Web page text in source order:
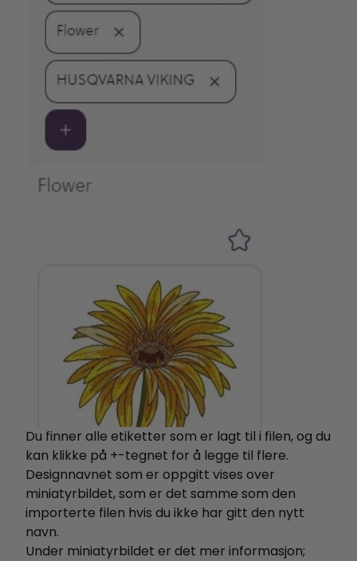
Du finner alle etiketter som er lagt til i filen, og du
kan klikke på +-tegnet for å legge til flere.
Designnavnet som er oppgitt vises over
miniatyrbildet, som er det samme som den
importerte filen hvis du ikke har gitt den nytt
navn.
Under miniatyrbildet er det mer informasjon;